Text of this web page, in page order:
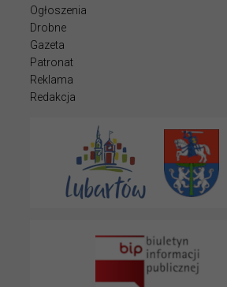
Ogłoszenia
Drobne
Gazeta
Patronat
Reklama
Redakcja